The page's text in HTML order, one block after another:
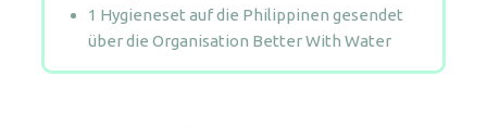
1 Hygieneset auf die Philippinen gesendet
über die Organisation Better With Water